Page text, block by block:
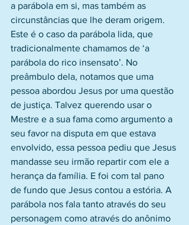
a parábola em si, mas também as
circunstâncias que lhe deram origem.
Este é o caso da parábola lida, que
tradicionalmente chamamos de ‘a
parábola do rico insensato’. No
preâmbulo dela, notamos que uma
pessoa abordou Jesus por uma questão
de justiça. Talvez querendo usar o
Mestre e a sua fama como argumento a
seu favor na disputa em que estava
envolvido, essa pessoa pediu que Jesus
mandasse seu irmão repartir com ele a
herança da família. E foi com tal pano
de fundo que Jesus contou a estória. A
parábola nos fala tanto através do seu
personagem como através do anônimo